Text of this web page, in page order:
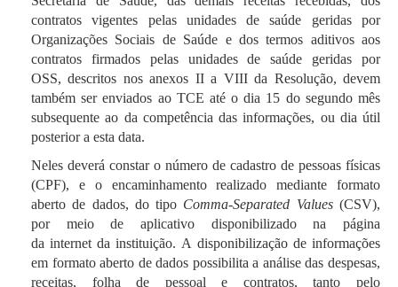
contratos vigentes pelas unidades de saúde geridas por
Organizações Sociais de Saúde e dos termos aditivos aos
contratos firmados pelas unidades de saúde geridas por
OSS, descritos nos anexos II a VIII da Resolução, devem
também ser enviados ao TCE até o dia 15 do segundo mês
subsequente ao da competência das informações, ou dia útil
posterior a esta data.
Neles deverá constar o número de cadastro de pessoas físicas
(CPF), e o encaminhamento realizado mediante formato
aberto de dados, do tipo Comma-Separated Values(CSV),
por meio de aplicativo disponibilizado na página
da internet da instituição. A disponibilização de informações
em formato aberto de dados possibilita a análise das despesas,
receitas, folha de pessoal e contratos, tanto pelo